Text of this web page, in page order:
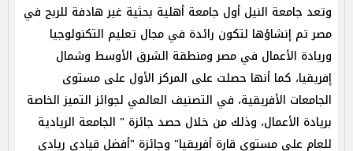
وتعد جامعة النيل أول جامعة أهلية بحثية غير هادفة للربح في
مصر تم إنشاؤها لتكون رائدة في مجال تعليم التكنولوجيا
وريادة الأعمال في مصر ومنطقة الشرق الأوسط وشمال
إفريقيا، كما أنها حصلت على المركز الأول على مستوى
الجامعات الأفريقية، في التصنيف العالمي لجوائز التميز الخاصة
بريادة الأعمال، وذلك من خلال حصد جائزة " الجامعة الريادية
للعام على مستوى قارة أفريقيا" وجائزة "أفضل قيادي ريادي